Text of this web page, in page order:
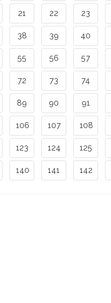
21 22 23
38 39 40
55 56 57
72 73 74
89 90 91
106 107 108
123 124 125
140 141 142